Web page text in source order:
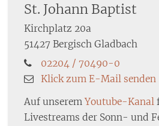
St. Johann Baptist
Kirchplatz 20a
51427 Bergisch Gladbach
02204 / 70490-0
Klick zum E-Mail senden
Auf unserem Youtube-Kanal
Livestreams der Sonn- und